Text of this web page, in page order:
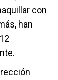
con
han